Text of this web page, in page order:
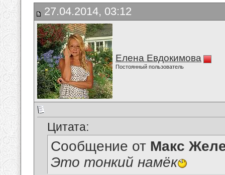
27.04.2014, 03:12
Елена Евдокимова
Постоянный пользователь
Цитата:
Сообщение от Макс
Это тонкий намёк